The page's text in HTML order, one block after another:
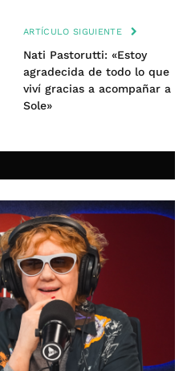
ARTÍCULO SIGUIENTE
Nati Pastorutti: «Estoy
agradecida de todo lo que
viví gracias a acompañar a
Sole»